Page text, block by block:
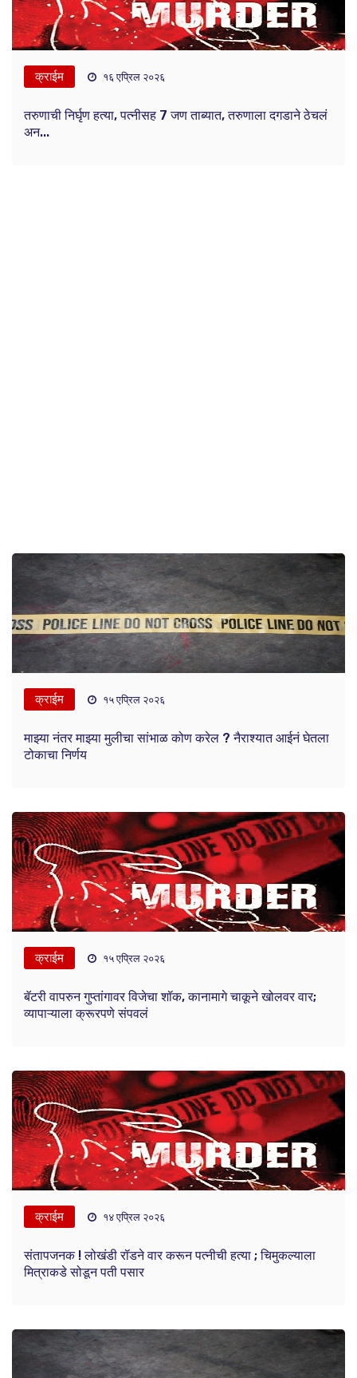
क्राईम १६ एप्रिल २०२६
तरुणाची निर्घृण हत्या, पत्नीसह 7 जण ताब्यात, तरुणाला दगडाने ठेचलं
अन...
क्राईम १५ एप्रिल २०२६
माझ्या नंतर माझ्या मुलीचा सांभाळ कोण करेल ? नैराश्यात आईनं घेतला
टोकाचा निर्णय
क्राईम १५ एप्रिल २०२६
बॅटरी वापरुन गुप्तांगावर विजेचा शॉक, कानामागे चाकूने खोलवर वार;
व्यापाऱ्याला क्रूरपणे संपवलं
क्राईम १४ एप्रिल २०२६
संतापजनक ! लोखंडी रॉडने वार करून पत्नीची हत्या ; चिमुकल्याला
मित्राकडे सोडून पती पसार